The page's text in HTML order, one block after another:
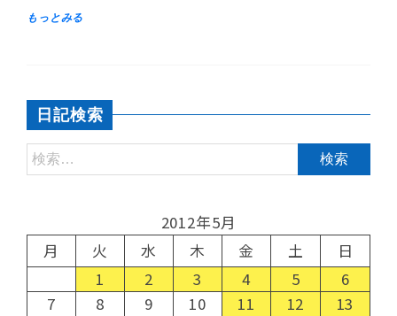
日記検索
2012年5月
月
火 水 木 金 土
日
1
2 3 4 5
6
7
8 9 10 11 12
13